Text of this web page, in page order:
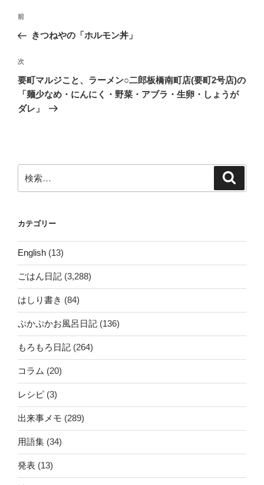
投
ナ
ビ
ゲ
ー
シ
前
の
稿
前
きつねやの「ホルモン丼」
次
の
投
稿
次
要町マルジこと、ラーメン○二郎板橋南町店(要町2号店)の
「麺少なめ・にんにく・野菜・アブラ・生卵・しょうが
ダレ」
索:
カテゴリー
English (13)
ごはん日記 (3,288)
はしり書き (84)
ぷかぷかお風呂日記 (136)
もろもろ日記 (264)
コラム (20)
レシピ (3)
出来事メモ (289)
用語集 (34)
発表 (13)